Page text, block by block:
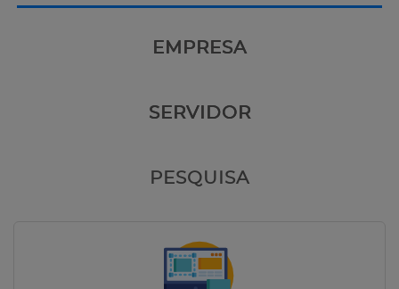
EMPRESA
SERVIDOR
PESQUISA